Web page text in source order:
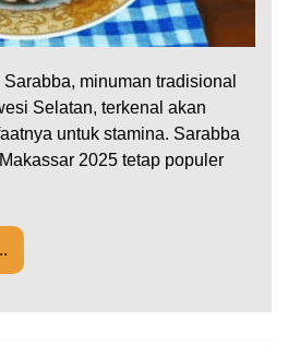
minuman tradisional
Selatan, terkenal akan
untuk stamina. Sarabba
2025 tetap populer